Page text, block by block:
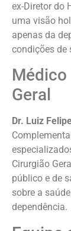
ex-Diretor do
uma visão
apenas da
condições de
Geral
Dr. Luiz
Cirurgião
público e de
sobre a
dependência.